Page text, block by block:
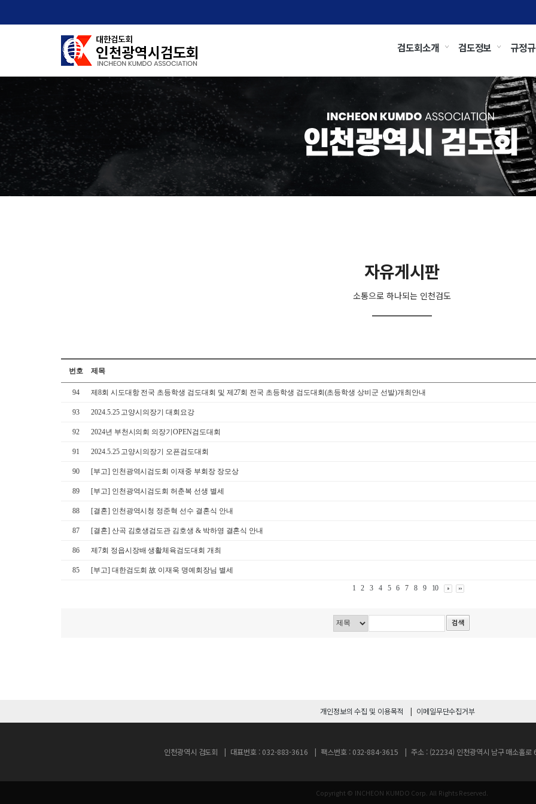
검도회소개 검도정보 규정
자유게시판
소통으로 하나되는 인천검도
번호 제목
94 제8회 시도대항 전국 초등학생 검도대회 및 제27회 전국 초등학생 검도대회(초등학생 상비군 선발)개최안내
93 2024.5.25 고양시의장기 대회요강
92 2024년 부천시의회 의장기OPEN검도대회
91 2024.5.25 고양시의장기 오픈검도대회
90 [부고] 인천광역시검도회 이재중 부회장 장모상
89 [부고] 인천광역시검도회 허춘복 선생 별세
88 [결혼] 인천광역시청 정준혁 선수 결혼식 안내
87 [결혼] 산곡 김호생검도관 김호생 & 박하영 결혼식 안내
86 제7회 정읍시장배 생활체육검도대회 개최
85 [부고] 대한검도회 故 이재욱 명예회장님 별세
1 2 3 4 5 6 7 8 9 10
개인정보의 수집 및 이용목적 이메일무단수집거부
인천광역시 검도회 대표번호 : 032-883-3616 팩스번호 : 032-884-3615 주소 : (22234) 인천광역시 남구 매소홀로
Copyright © INCHEON KUMDO Corp. All Rights Reserved.